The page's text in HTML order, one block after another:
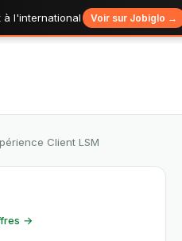
à l'international Voir sur Jobiglo →
Client LSM
→